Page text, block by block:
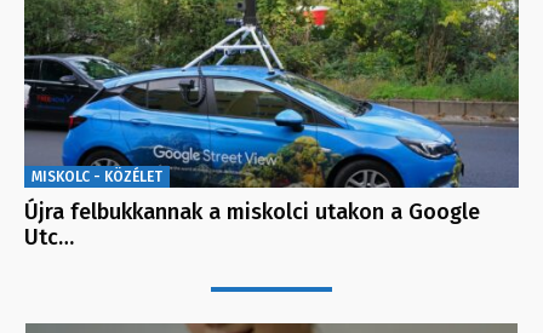
MISKOLC - KÖZÉLET
Újra felbukkannak a miskolci utakon a Google
Utc…